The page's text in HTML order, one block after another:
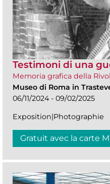
Testimoni di una
Memoria grafica della
Museo di Roma in
06/11/2024 - 09/02/2025
Exposition|Photographie
Gratuit avec la carte